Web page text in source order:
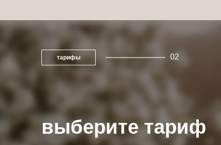
6) Создадите бельевой гардероб
После прохождения курса у вас будет
выберите тариф
02
тарифы